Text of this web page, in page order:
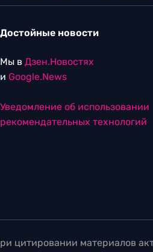
Достойные новости
Мы в Дзен.Новостях
и Google.News
Уведомление об использовании
рекомендательных технологий
материалов